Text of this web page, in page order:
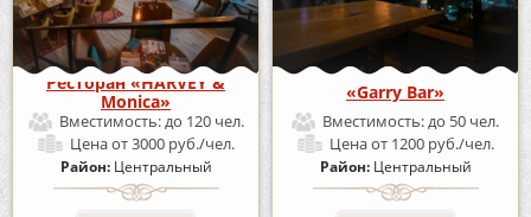
Ресторан «HARVEY &
Monica»
Вместимость:до 120 чел.
Ценаот 3000 руб./чел.
Район: Центральный
«Garry Bar»
Вместимость:до 50 чел.
Ценаот 1200 руб./чел.
Район: Центральный